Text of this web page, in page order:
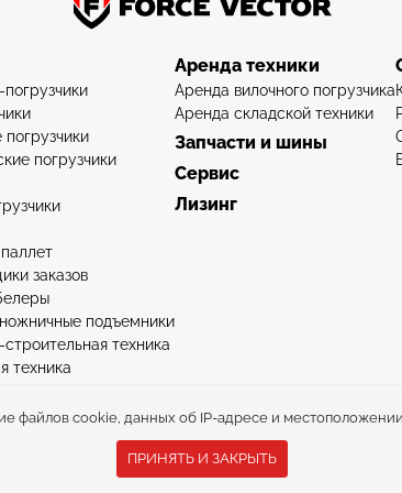
погрузчики
заказов
подъемники
техника
техника
Аренда техники
Аренда вилочного погрузчика
Аренда складской техники
Запчасти и шины
Сервис
Лизинг
© ООО «Вектор силы» 2015-2026.
файлов cookie, данных об IP-адресе и
ПРИНЯТЬ И ЗАКРЫТЬ